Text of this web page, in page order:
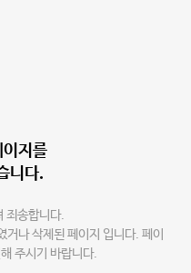
지를
니다.
죄송합니다.
나 삭제된 페이지 입니다. 페이
주시기 바랍니다.